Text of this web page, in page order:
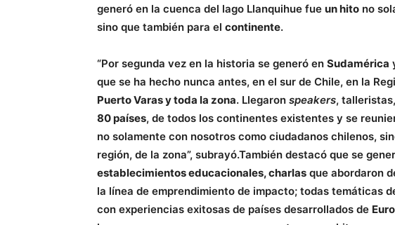
generó en la cuenca del lago Llanquihue fue un hito no
sino que también para el continente.
“Por segunda vez en la historia se generó en Sudamérica
que se ha hecho nunca antes, en el sur de Chile, en la
Puerto Varas y toda la zona. Llegaron speakers,
80 países, de todos los continentes existentes y se
no solamente con nosotros como ciudadanos chilenos,
región, de la zona”, subrayó.También destacó que se
establecimientos educacionales, charlas que abordaron
la línea de emprendimiento de impacto; todas temáticas
con experiencias exitosas de países desarrollados de